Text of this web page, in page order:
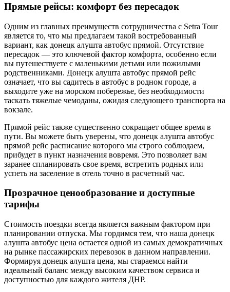
Прямые рейсы: комфорт без пересадок
Одним из главных преимуществ сотрудничества с Setra Tour
является то, что мы предлагаем такой востребованный
вариант, как донецк алушта автобус прямой. Отсутствие
пересадок — это ключевой фактор комфорта, особенно если
вы путешествуете с маленькими детьми или пожилыми
родственниками. Донецк алушта автобус прямой рейс
означает, что вы садитесь в автобус в родном городе, а
выходите уже на морском побережье, без необходимости
таскать тяжелые чемоданы, ожидая следующего транспорта на
вокзале.
Прямой рейс также существенно сокращает общее время в
пути. Вы можете быть уверены, что донецк алушта автобус
прямой рейс расписание которого мы строго соблюдаем,
прибудет в пункт назначения вовремя. Это позволяет вам
заранее спланировать свое время, встретить родных или
успеть на заселение в отель точно в расчетный час.
Прозрачное ценообразование и доступные
тарифы
Стоимость поездки всегда является важным фактором при
планировании отпуска. Мы гордимся тем, что наша донецк
алушта автобус цена остается одной из самых демократичных
на рынке пассажирских перевозок в данном направлении.
Формируя донецк алушта цена, мы стараемся найти
идеальный баланс между высоким качеством сервиса и
доступностью для каждого жителя ДНР.